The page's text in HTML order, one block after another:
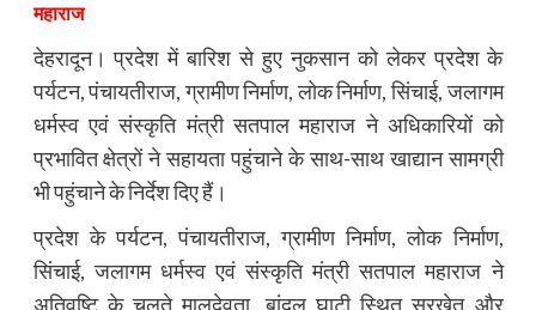
महाराज
देहरादून। प्रदेश में बारिश से हुए नुकसान को लेकर प्रदेश के
पर्यटन, पंचायतीराज, ग्रामीण निर्माण, लोक निर्माण, सिंचाई, जलागम
धर्मस्व एवं संस्कृति मंत्री सतपाल महाराज ने अधिकारियों को
प्रभावित क्षेत्रों ने सहायता पहुंचाने के साथ-साथ खाद्यान सामग्री
भी पहुंचाने के निर्देश दिए हैं।
प्रदेश के पर्यटन, पंचायतीराज, ग्रामीण निर्माण, लोक निर्माण,
सिंचाई, जलागम धर्मस्व एवं संस्कृति मंत्री सतपाल महाराज ने
अतिवृष्टि के चलते मालदेवता, बांदल घाटी स्थित सरखेत और